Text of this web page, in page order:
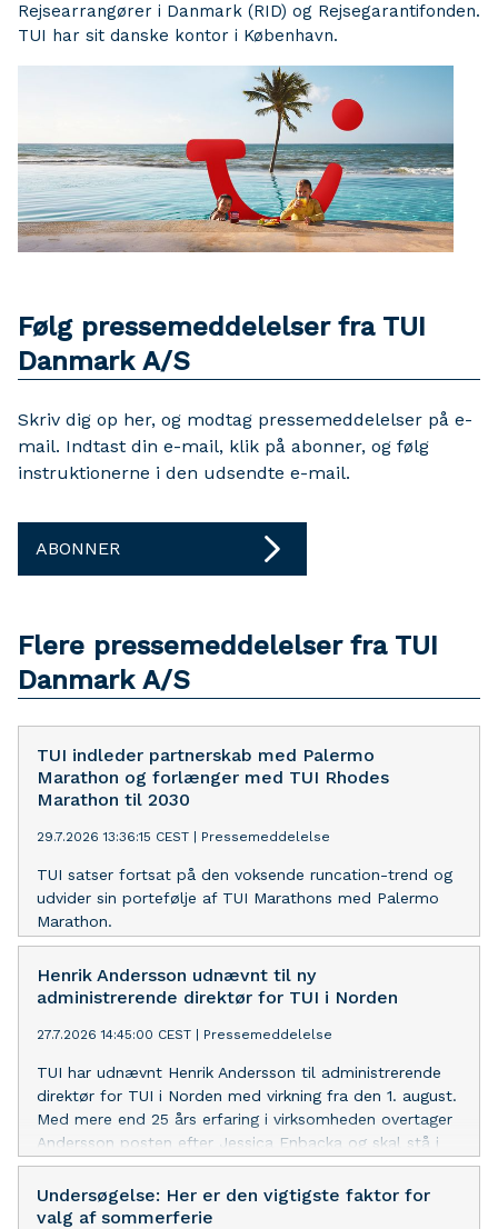
Rejsearrangører i Danmark (RID) og Rejsegarantifonden.
TUI har sit danske kontor i København.
Følg pressemeddelelser fra TUI
Danmark A/S
Skriv dig op her, og modtag pressemeddelelser på e-
mail. Indtast din e-mail, klik på abonner, og følg
instruktionerne i den udsendte e-mail.
ABONNER
Flere pressemeddelelser fra TUI
Danmark A/S
TUI indleder partnerskab med Palermo
Marathon og forlænger med TUI Rhodes
Marathon til 2030
29.7.2026 13:36:15 CEST | Pressemeddelelse
TUI satser fortsat på den voksende runcation-trend og
udvider sin portefølje af TUI Marathons med Palermo
Marathon.
Henrik Andersson udnævnt til ny
administrerende direktør for TUI i Norden
27.7.2026 14:45:00 CEST | Pressemeddelelse
TUI har udnævnt Henrik Andersson til administrerende
direktør for TUI i Norden med virkning fra den 1. august.
Med mere end 25 års erfaring i virksomheden overtager
Andersson posten efter Jessica Enbacka og skal stå i
spidsen for den nordiske forretning med fortsat fokus
på vækst, innovation og kundeværdi.
Undersøgelse: Her er den vigtigste faktor for
valg af sommerferie